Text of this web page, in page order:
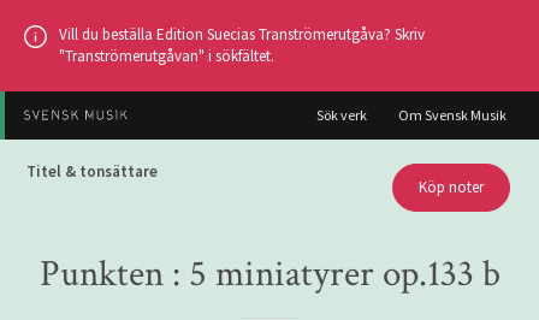
Hoppa
huvudinnehållet
Vill du beställa Edition Suecias Tranströmerutgåva? Skriv
"Tranströmerutgåvan" i sökfältet.
Sök verk Om Svensk Musik
Titel & tonsättare
Köp noter
Punkten : 5 miniatyrer op.133 b